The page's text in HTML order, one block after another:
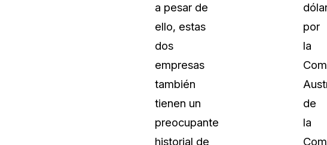
a pesar de
ello, estas
dos
empresas
también
tienen un
preocupante
historial de
por
la
de
la